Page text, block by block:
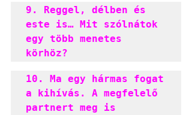
9. Reggel, délben és
este is… Mit szólnátok
egy több menetes
körhöz?
10. Ma egy hármas fogat
a kihívás. A megfelelő
partnert meg is